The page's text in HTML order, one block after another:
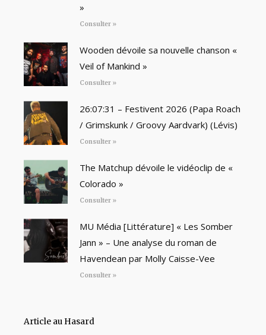
»
Consulter »
Wooden dévoile sa nouvelle chanson «
Veil of Mankind »
Consulter »
26:07:31 – Festivent 2026 (Papa Roach
/ Grimskunk / Groovy Aardvark) (Lévis)
Consulter »
The Matchup dévoile le vidéoclip de «
Colorado »
Consulter »
MU Média [Littérature] « Les Somber
Jann » – Une analyse du roman de
Havendean par Molly Caisse-Vee
Consulter »
Article au Hasard